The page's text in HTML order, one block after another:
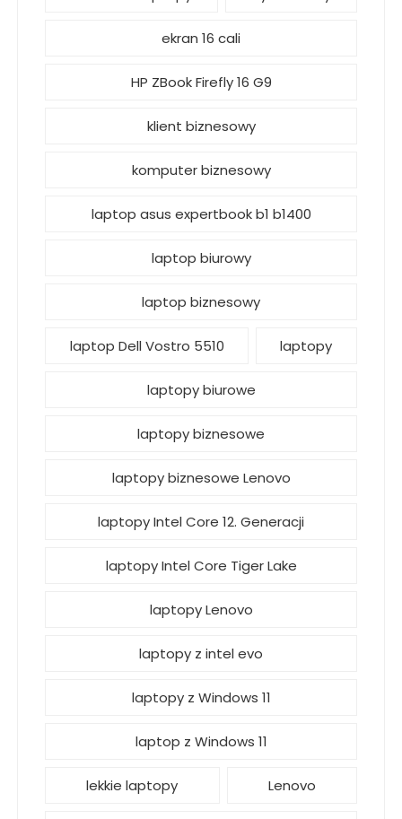
ekran 16 cali
HP ZBook Firefly 16 G9
klient biznesowy
komputer biznesowy
laptop asus expertbook b1 b1400
laptop biurowy
laptop biznesowy
laptop Dell Vostro 5510 laptopy
laptopy biurowe
laptopy biznesowe
laptopy biznesowe Lenovo
laptopy Intel Core 12. Generacji
laptopy Intel Core Tiger Lake
laptopy Lenovo
laptopy z intel evo
laptopy z Windows 11
laptop z Windows 11
lekkie laptopy Lenovo